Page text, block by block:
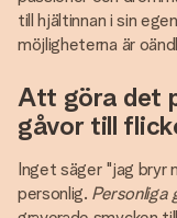
till hjältinnan i sin
möjligheterna är
Att göra det
gåvor till
Inget säger "jag bryr
personlig. Personliga